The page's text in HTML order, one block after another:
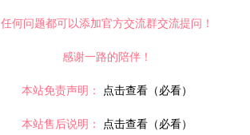
任何问题都可以添加官方交流群交流提问！
感谢一路的陪伴！
本站免责声明： 点击查看（必看）
本站售后说明： 点击查看（必看）